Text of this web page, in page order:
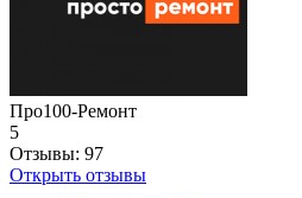
Про100-Ремонт
5
Отзывы: 97
Открыть отзывы